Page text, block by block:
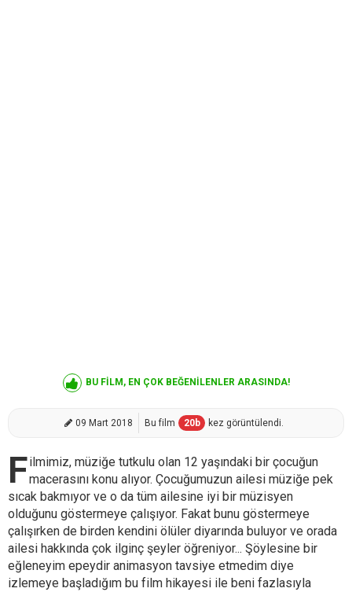
BU FİLM, EN ÇOK BEĞENİLENLER ARASINDA!
09 Mart 2018 Bu film 20b kez görüntülendi.
Filmimiz, müziğe tutkulu olan 12 yaşındaki bir çocuğun
macerasını konu alıyor. Çocuğumuzun ailesi müziğe pek
sıcak bakmıyor ve o da tüm ailesine iyi bir müzisyen
olduğunu göstermeye çalışıyor. Fakat bunu göstermeye
çalışırken de birden kendini ölüler diyarında buluyor ve orada
ailesi hakkında çok ilginç şeyler öğreniyor... Şöylesine bir
eğleneyim epeydir animasyon tavsiye etmedim diye
izlemeye başladığım bu film hikayesi ile beni fazlasıyla